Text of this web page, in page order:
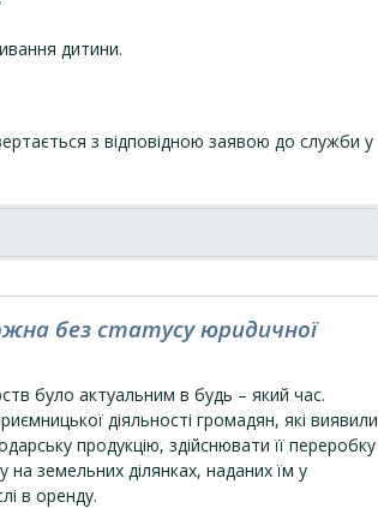
дитини.
з відповідною заявою до служби у
без статусу юридичної
було актуальним в будь – який час.
діяльності громадян, які виявили
продукцію, здійснювати її переробку
земельних ділянках, наданих їм у
в оренду.